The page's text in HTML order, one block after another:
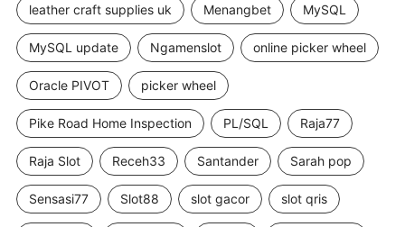
leather craft supplies uk Menangbet MySQL
MySQL update Ngamenslot online picker wheel
Oracle PIVOT picker wheel
Pike Road Home Inspection PL/SQL Raja77
Raja Slot Receh33 Santander Sarah pop
Sensasi77 Slot88 slot gacor slot qris